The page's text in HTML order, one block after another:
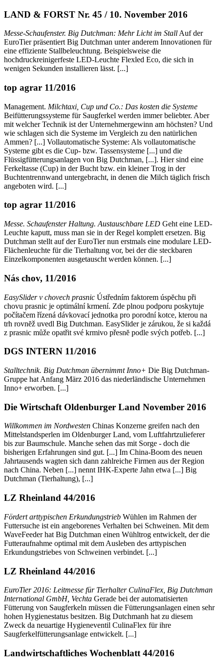
LAND & FORST Nr. 45 / 10. November 2016
Messe-Schaufenster. Big Dutchman: Mehr Licht im Stall Auf der
EuroTier präsentiert Big Dutchman unter anderem Innovationen für
eine effiziente Stallbeleuchtung. Beispielsweise die
hochdruckreinigerfeste LED-Leuchte Flexled Eco, die sich in
wenigen Sekunden installieren lässt. [...]
top agrar 11/2016
Management. Milchtaxi, Cup und Co.: Das kosten die Systeme
Beifütterungssysteme für Saugferkel werden immer beliebter. Aber
mit welcher Technik ist der Unternehmergewinn am höchsten? Und
wie schlagen sich die Systeme im Vergleich zu den natürlichen
Ammen? [...] Vollautomatische Systeme: Als vollautomatische
Systeme gibt es die Cup- bzw. Tassensysteme [...] und die
Flüssigfütterungsanlagen von Big Dutchman, [...]. Hier sind eine
Ferkeltasse (Cup) in der Bucht bzw. ein kleiner Trog in der
Buchtentrennwand untergebracht, in denen die Milch täglich frisch
angeboten wird. [...]
top agrar 11/2016
Messe. Schaufenster Haltung. Austauschbare LED Geht eine LED-
Leuchte kaputt, muss man sie in der Regel komplett ersetzen. Big
Dutchman stellt auf der EuroTier nun erstmals eine modulare LED-
Flächenleuchte für die Tierhaltung vor, bei der die steckbaren
Einzelkomponenten ausgetauscht werden können. [...]
Nás chov, 11/2016
EasySlider v chovech prasnic Ústředním faktorem úspĕchu při
chovu prasnic je optimální krmení. Zde plnou podporu poskytuje
počítačem řízená dávkovací jednotka pro porodní kotce, kterou na
trh rovnĕž uvedl Big Dutchman. EasySlider je zárukou, že si každá
z prasnic může opatřit své krmivo přesnĕ podle svých potřeb. [...]
DGS INTERN 11/2016
Stalltechnik. Big Dutchman übernimmt Inno+ Die Big Dutchman-
Gruppe hat Anfang März 2016 das niederländische Unternehmen
Inno+ erworben. [...]
Die Wirtschaft Oldenburger Land November 2016
Willkommen im Nordwesten Chinas Konzerne greifen nach den
Mittelstandsperlen im Oldenburger Land, vom Luftfahrtzulieferer
bis zur Baumschule. Manche sehen das mit Sorge - doch die
bisherigen Erfahrungen sind gut. [...] Im China-Boom des neuen
Jahrtausends wagten sich dann zahlreiche Firmen aus der Region
nach China. Neben [...] nennt IHK-Experte Jahn etwa [...] Big
Dutchman (Tierhaltung), [...]
LZ Rheinland 44/2016
Fördert arttypischen Erkundungstrieb Wühlen im Rahmen der
Futtersuche ist ein angeborenes Verhalten bei Schweinen. Mit dem
WaveFeeder hat Big Dutchman einen Wühltrog entwickelt, der die
Futteraufnahme optimal mit dem Ausleben des arttypischen
Erkundungstriebes von Schweinen verbindet. [...]
LZ Rheinland 44/2016
EuroTier 2016: Leitmesse für Tierhalter CulinaFlex, Big Dutchman
International GmbH, Vechta Gerade bei der automatisierten
Fütterung von Saugferkeln müssen die Fütterungsanlagen einen sehr
hohen Hygienestatus besitzen. Big Dutchmanh hat zu diesem
Zweck da neuartige Hygieneventil CulinaFlex für ihre
Saugferkelfütterungsanlage entwickelt. [...]
Landwirtschaftliches Wochenblatt 44/2016